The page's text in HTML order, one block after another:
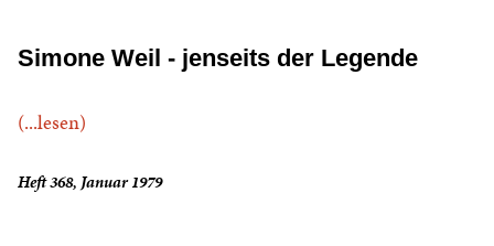
Simone Weil - jenseits der Legende
(...lesen)
Heft 368, Januar 1979